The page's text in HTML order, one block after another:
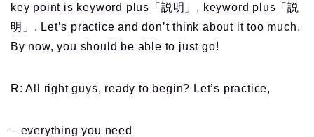
key point is keyword plus「説明」, keyword plus「説
明」. Let’s practice and don’t think about it too much.
By now, you should be able to just go!
R: All right guys, ready to begin? Let’s practice,
– everything you need